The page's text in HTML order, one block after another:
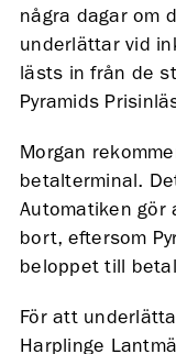
några dagar om
underlättar vid
lästs in från de
Pyramids
Morgan
betalterminal.
Automatiken gör
bort, eftersom
beloppet till
För att
Harplinge